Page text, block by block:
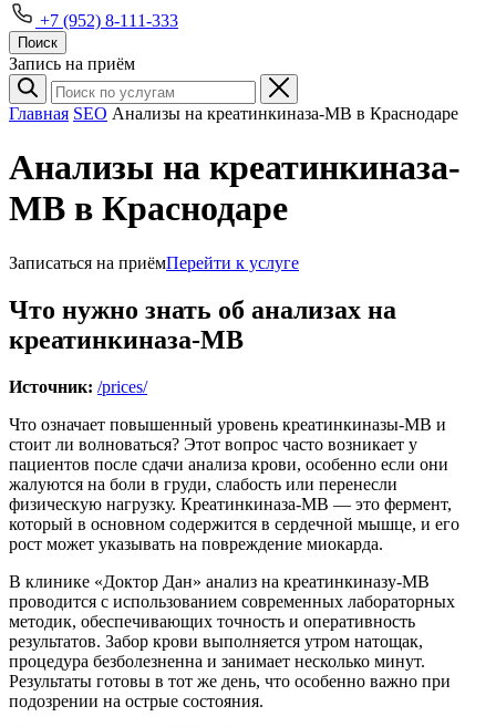
+7 (952) 8-111-333
Поиск
Запись на приём
Главная SEO Анализы на креатинкиназа-МВ в Краснодаре
Анализы на креатинкиназа-
МВ в Краснодаре
Записаться на приёмПерейти к услуге
Что нужно знать об анализах на
креатинкиназа-МВ
Источник: /prices/
Что означает повышенный уровень креатинкиназы-МВ и
стоит ли волноваться? Этот вопрос часто возникает у
пациентов после сдачи анализа крови, особенно если они
жалуются на боли в груди, слабость или перенесли
физическую нагрузку. Креатинкиназа-МВ — это фермент,
который в основном содержится в сердечной мышце, и его
рост может указывать на повреждение миокарда.
В клинике «Доктор Дан» анализ на креатинкиназу-МВ
проводится с использованием современных лабораторных
методик, обеспечивающих точность и оперативность
результатов. Забор крови выполняется утром натощак,
процедура безболезненна и занимает несколько минут.
Результаты готовы в тот же день, что особенно важно при
подозрении на острые состояния.